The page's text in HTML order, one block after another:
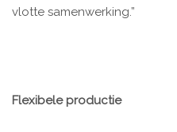
vlotte samenwerking.”
Flexibele productie